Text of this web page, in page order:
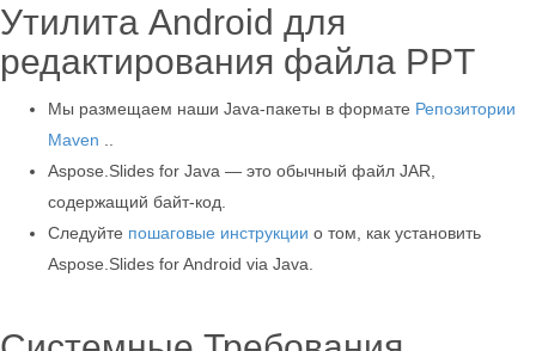
Утилита Android для
редактирования файла PPT
Мы размещаем наши Java-пакеты в формате Репозитории
Maven
Aspose.Slides for Java — это обычный файл JAR,
содержащий байт-код.
Следуйте пошаговые инструкции о том, как установить
Aspose.Slides for Android via Java.